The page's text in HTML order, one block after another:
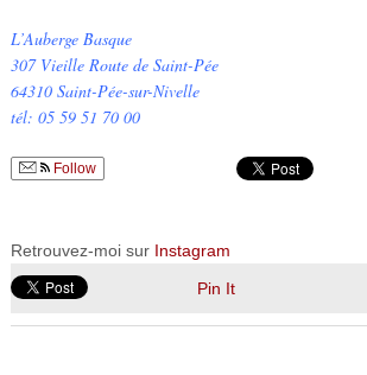
L’Auberge Basque
307 Vieille Route de Saint-Pée
64310 Saint-Pée-sur-Nivelle
tél: 05 59 51 70 00
Follow
Retrouvez-moi sur Instagram
Pin It